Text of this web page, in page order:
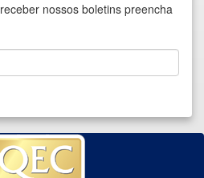
nossos boletins preencha